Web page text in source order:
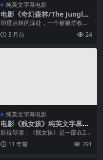
纯英文字幕电影
电影《奇幻森林/The Jungle
Book》纯英文字幕高清MP4
印度丛林的深处，一个被狼群收养
的人类婴儿在黑豹巴希拉的引导
下，被善良的狼群收留，取名毛克
3 月前 24
纯英文字幕电影
电影《贱女孩》纯英文字幕高
清MP4下载
影视导读：《贱女孩》是一部在20
04年上映的校园青春电影，由蒂娜·
菲编剧、马克·沃特斯执导，林赛·罗
11 年前 291